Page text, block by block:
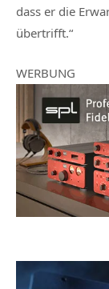
dass er die
übertrifft.“
WERBUNG